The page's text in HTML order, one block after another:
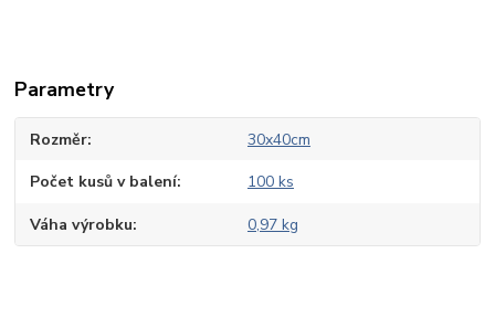
Parametry
Rozměr 30x40cm
Počet kusů v balení 100 ks
Váha výrobku 0,97 kg